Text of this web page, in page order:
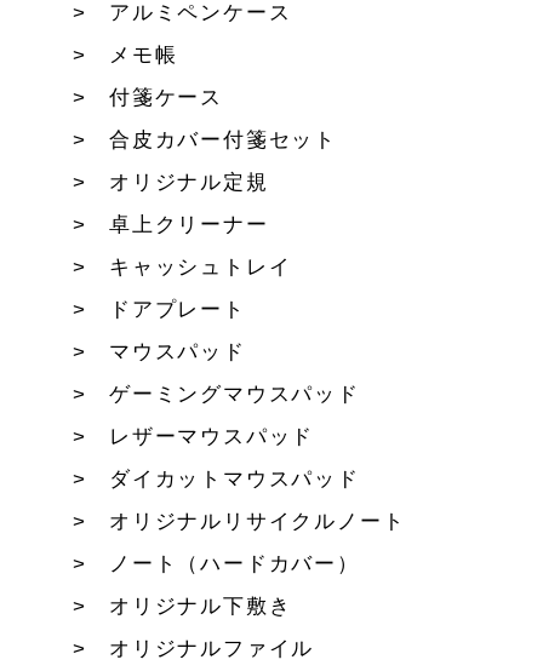
アルミペンケース
メモ帳
付箋ケース
合皮カバー付箋セット
オリジナル定規
卓上クリーナー
キャッシュトレイ
ドアプレート
マウスパッド
ゲーミングマウスパッド
レザーマウスパッド
ダイカットマウスパッド
オリジナルリサイクルノート
ノート（ハードカバー）
オリジナル下敷き
オリジナルファイル